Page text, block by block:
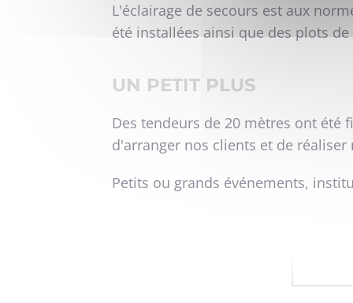
L'éclairage de secours est aux
été installées ainsi que des plots
UN PETIT PLUS
Des tendeurs de 20 mètres ont été
d'arranger nos clients et de
Petits ou grands événements,